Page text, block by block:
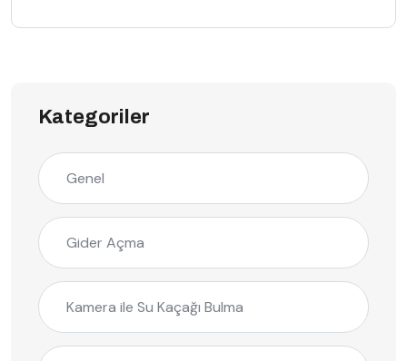
Kategoriler
Genel
Gider Açma
Kamera ile Su Kaçağı Bulma